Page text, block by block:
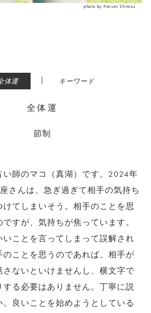
photo by Harumi Shimizu
体運 | キーワード
全体運
節制
い師のマコ（真湖）です。2024年
さんは、急ぎ過ぎて相手の気持ち
けてしまいそう。相手のことを思
すが、気持ちが焦っています。
いことを言ってしまって誤解され
のことを思うのであれば、相手が
さないといけませんし、横文字で
する必要はありません。丁寧に説
。良いことを始めようとしている